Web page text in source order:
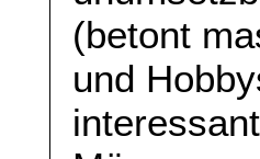
(betont
und